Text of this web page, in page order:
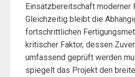
Einsatzbereitschaft moderner
Gleichzeitig bleibt die
fortschrittlichen
kritischer Faktor, dessen
umfassend geprüft werden
spiegelt das Projekt den